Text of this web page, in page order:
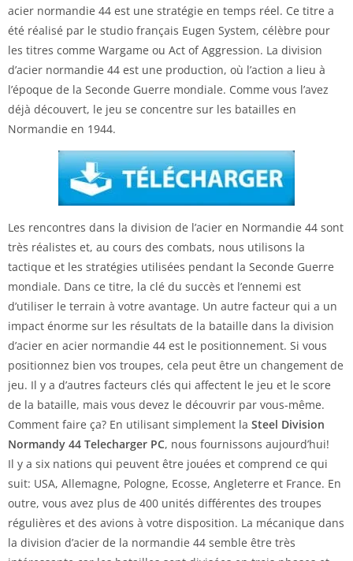
acier normandie 44 est une stratégie en temps réel. Ce titre a
été réalisé par le studio français Eugen System, célèbre pour
les titres comme Wargame ou Act of Aggression. La division
d’acier normandie 44 est une production, où l’action a lieu à
l’époque de la Seconde Guerre mondiale. Comme vous l’avez
déjà découvert, le jeu se concentre sur les batailles en
Normandie en 1944.
Les rencontres dans la division de l’acier en Normandie 44 sont
très réalistes et, au cours des combats, nous utilisons la
tactique et les stratégies utilisées pendant la Seconde Guerre
mondiale. Dans ce titre, la clé du succès et l’ennemi est
d’utiliser le terrain à votre avantage. Un autre facteur qui a un
impact énorme sur les résultats de la bataille dans la division
d’acier en acier normandie 44 est le positionnement. Si vous
positionnez bien vos troupes, cela peut être un changement de
jeu. Il y a d’autres facteurs clés qui affectent le jeu et le score
de la bataille, mais vous devez le découvrir par vous-même.
Comment faire ça? En utilisant simplement la Steel Division
Normandy 44 Telecharger PC, nous fournissons aujourd’hui!
Il y a six nations qui peuvent être jouées et comprend ce qui
suit: USA, Allemagne, Pologne, Ecosse, Angleterre et France. En
outre, vous avez plus de 400 unités différentes des troupes
régulières et des avions à votre disposition. La mécanique dans
la division d’acier de la normandie 44 semble être très